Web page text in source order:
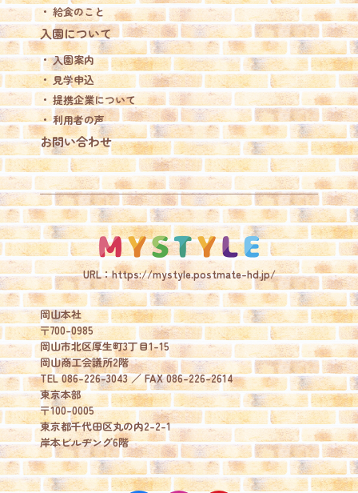
給食のこと
入園について
入園案内
見学申込
提携企業について
利用者の声
お問い合わせ
MY
URL：https://mystyle.postmate-hd.jp/
岡山本社
〒700-0985
岡山市北区厚生町3丁目1-15
岡山商工会議所2階
TEL 086-226-3043 ／ FAX 086-226-2614
東京本部
〒100-0005
東京都千代田区丸の内2-2-1
岸本ビルヂング6階